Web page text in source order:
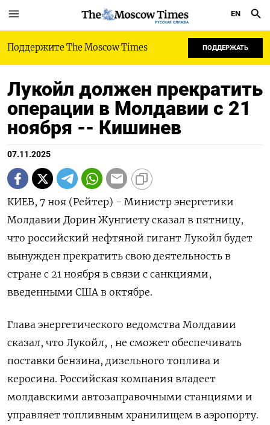
РУССКАЯ СЛУЖБА
EN
Поддержите The Moscow Times ПОДДЕРЖАТЬ
Лукойл должен прекратить
операции в Молдавии c 21
ноября -- Кишинев
07.11.2025
КИЕВ, 7 ноя (Рейтер) - Министр энергетики
Молдавии Дорин Жунгиету сказал в пятницу,
что российский нефтяной гигант Лукойл будет
вынужден прекратить свою деятельность в
стране с 21 ноября в связи с санкциями,
введенными США в октябре.
Глава энергетического ведомства Молдавии
сказал, что Лукойл, , не сможет обеспечивать
поставки бензина, дизельного топлива и
керосина. Российская компания владеет
молдавскими автозаправочными станциями и
управляет топливным хранилищем в аэропорту.